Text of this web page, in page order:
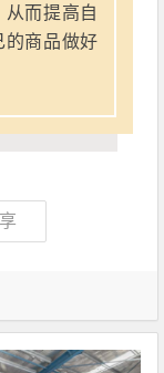
而提高自
的商品做好